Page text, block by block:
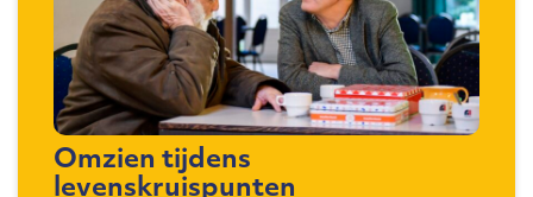
Omzien tijdens
levenskruispunten